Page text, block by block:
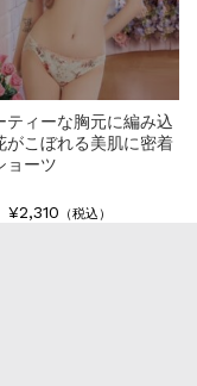
ティーな胸元に編み込
がこぼれる美肌に密着
ョーツ
¥2,310 （税込）